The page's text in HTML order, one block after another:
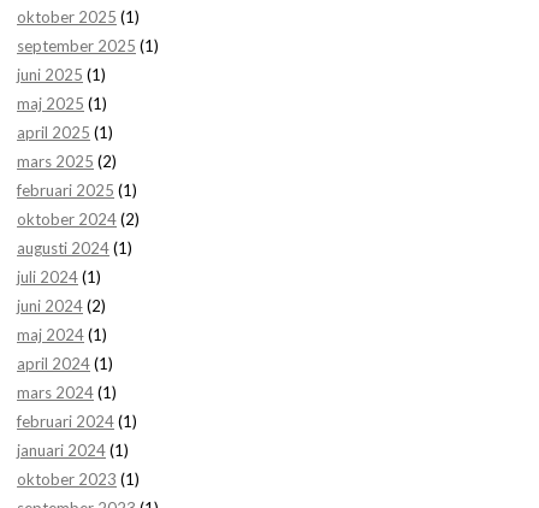
oktober 2025 (1)
september 2025 (1)
juni 2025 (1)
maj 2025 (1)
april 2025 (1)
mars 2025 (2)
februari 2025 (1)
oktober 2024(2)
augusti 2024(1)
juli 2024(1)
juni 2024(2)
maj 2024(1)
april 2024(1)
mars 2024(1)
februari 2024(1)
januari 2024(1)
oktober 2023 (1)